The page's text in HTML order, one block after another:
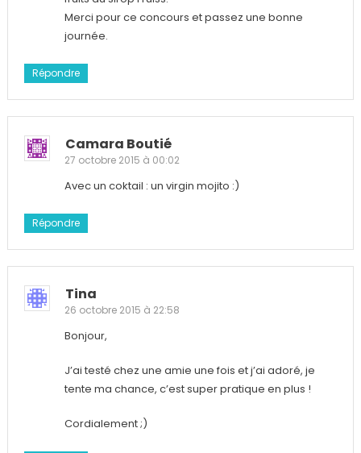
Merci pour ce concours et passez une bonne
journée.
Répondre
Camara Boutié
27 octobre 2015 à 00:02
Avec un coktail : un virgin mojito :)
Répondre
Tina
26 octobre 2015 à 22:58
Bonjour,
J’ai testé chez une amie une fois et j’ai adoré, je
tente ma chance, c’est super pratique en plus !
Cordialement ;)